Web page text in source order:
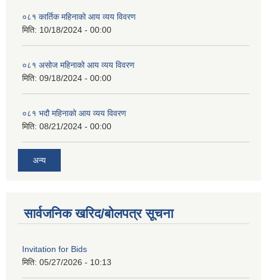
०८१ कार्तिक महिनाको आय व्यय विवरण
मिति: 10/18/2024 - 00:00
०८१ असोज महिनाको आय व्यय विवरण
मिति: 09/18/2024 - 00:00
०८१ भदौ महिनाको आय व्यय विवरण
मिति: 08/21/2024 - 00:00
अन्य
सार्वजनिक खरिद/बोलपत्र सूचना
Invitation for Bids
मिति: 05/27/2026 - 10:13